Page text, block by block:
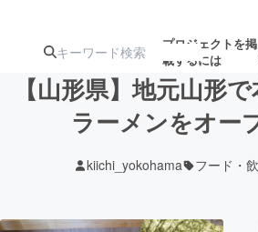
プロジェクトを掲
載するには
ターン
ジェクト
募集
ロジ
【山形県】地元山形
ラーメンをオー
kiichi_yokohama フード・